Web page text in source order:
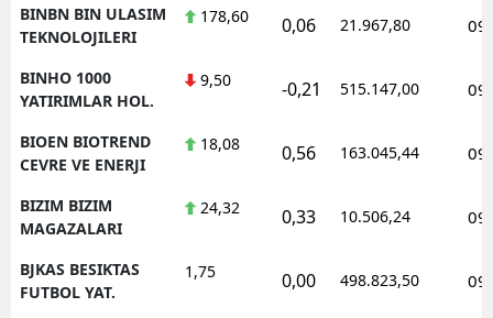
BINBN BIN ULASIM
TEKNOLOJILERI
178,60 0,06 21.967,80
BINHO 1000
YATIRIMLAR HOL.
9,50 -0,21 515.147,00
BIOEN BIOTREND
CEVRE VE ENERJI
18,08 0,56 163.045,44
BIZIM BIZIM
MAGAZALARI
24,32 0,33 10.506,24
BJKAS BESIKTAS
FUTBOL YAT.
1,75 0,00 498.823,50